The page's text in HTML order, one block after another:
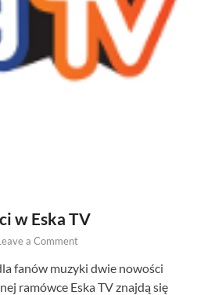
w Eska TV
a Comment
fanów muzyki dwie nowości
ramówce Eska TV znajdą się